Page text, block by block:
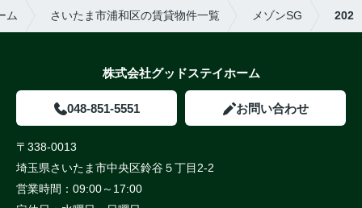
ム さいたま市浦和区の賃貸物件一覧 メゾンSG 202
株式会社グッドステイホーム
048-851-5551 お問い合わせ
〒338-0013
埼玉県さいたま市中央区鈴谷５丁目2-2
営業時間： 09:00～17:00